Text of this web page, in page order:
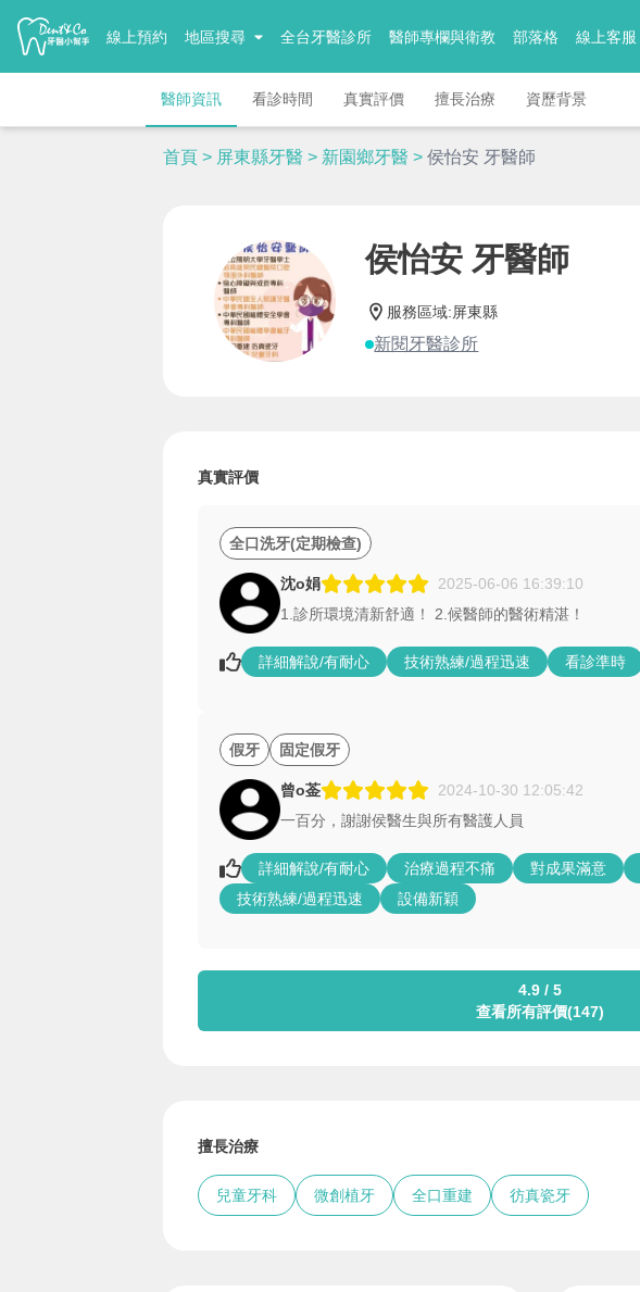
線上預約 地區搜尋 全台牙醫診所 醫師專欄與衛教 部落格 線上客服
醫師資訊 看診時間 真實評價 擅長治療 資歷背景
首頁 > 屏東縣牙醫 > 新園鄉牙醫 > 侯怡安 牙醫師
侯怡安 牙醫師
服務區域:屏東縣
新閱牙醫診所
真實評價
全口洗牙(定期檢查)
沈o娟
2025-06-06 16:39:10
1.診所環境清新舒適！ 2.候醫師的醫術精湛！
詳細解說/有耐心 技術熟練/過程迅速 看診準時
假牙 固定假牙
曾o菳
2024-10-30 12:05:42
一百分，謝謝侯醫生與所有醫護人員
詳細解說/有耐心 治療過程不痛 對成果滿意
技術熟練/過程迅速
設備新穎
4.9 / 5
查看所有評價(147)
擅長治療
兒童牙科 微創植牙 全口重建 彷真瓷牙